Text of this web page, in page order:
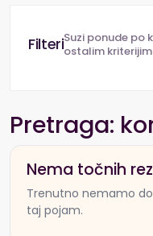
Suzi ponude po
ostalim
Pretraga:
Nema točnih
Trenutno nemamo
taj pojam.